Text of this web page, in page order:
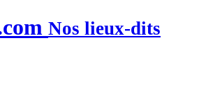
Nos lieux-dits